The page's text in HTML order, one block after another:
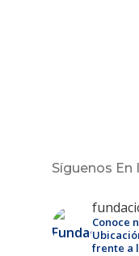
Síguenos En
Conoce
frente a